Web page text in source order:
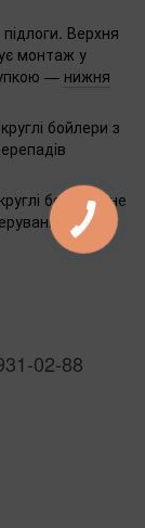
Верхня
монтаж у
— нижня
бойлери з
бойлери не
тут
02-88